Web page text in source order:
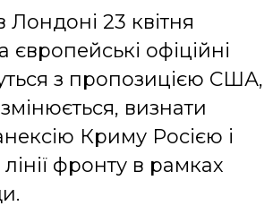
Лондоні 23 квітня
європейські офіційні
з пропозицією США,
визнати
Криму Росією і
фронту в рамках